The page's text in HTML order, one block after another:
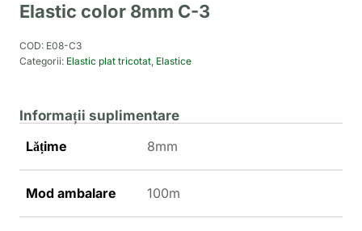
Elastic color 8mm C-3
COD: E08-C3
Categorii: Elastic plat tricotat, Elastice
Informații suplimentare
Lățime
8mm
Mod ambalare 100m